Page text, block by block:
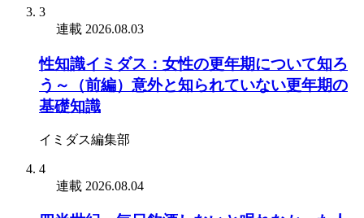
3
連載 2026.08.03
性知識イミダス：女性の更年期について知ろ
う～（前編）意外と知られていない更年期の
基礎知識
イミダス編集部
4
連載 2026.08.04